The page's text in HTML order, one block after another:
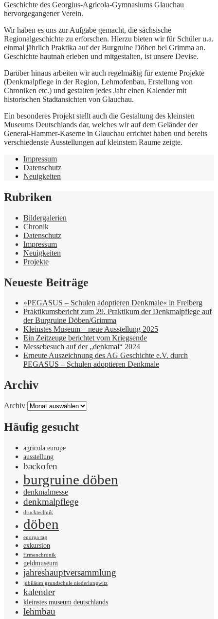
Geschichte des Georgius-Agricola-Gymnasiums Glauchau
hervorgegangener Verein.
Wir haben es uns zur Aufgabe gemacht, die sächsische
Regionalgeschichte zu erforschen. Hierzu bieten wir für Schüler u.a.
einmal jährlich Praktika auf der Burgruine Döben bei Grimma an.
Geschichte hautnah erleben und mitgestalten, ist unsere Devise.
Darüber hinaus arbeiten wir auch regelmäßig für externe Projekte
(Denkmalpflege in der Region, Lehmofenbau, Erstellung von
Chroniken etc.) und gestalten jedes Jahr einen Kalender mit
historischen Stadtansichten von Glauchau.
Ein besonderes Projekt stellt auch die Gestaltung des kleinsten
Museums Deutschlands dar, welches wir auf dem Geländer der
General-Hammer-Kaserne in Glauchau errichtet haben und bereits
verschiedenste Ausstellungen auf kleinstem Raume zeigte.
Impressum
Datenschutz
Neuigkeiten
Rubriken
Bildergalerien
Chronik
Datenschutz
Impressum
Neuigkeiten
Projekte
Neueste Beiträge
»PEGASUS – Schulen adoptieren Denkmale« in Freiberg
Praktikumsbericht zum 29. Praktikum der Denkmalpflege auf
der Burgruine Döben/Grimma
Kleinstes Museum – neue Ausstellung 2025
Ein Zeitzeuge berichtet vom Kriegsende
Messebesuch auf der „denkmal“ 2024
Erneute Auszeichnung des AG Geschichte e.V. durch
PEGASUS – Schulen adoptieren Denkmale
Archiv
Archiv
Häufig gesucht
agricola europe
ausstellung
backofen
burgruine döben
denkmalmesse
denkmalpflege
drucktechnik
döben
euorpa tag
exkursion
firmenchronik
geldmuseum
jahreshauptversammlung
jubiläum grundschule niederlungwitz
kalender
kleinstes museum deutschlands
lehmbau